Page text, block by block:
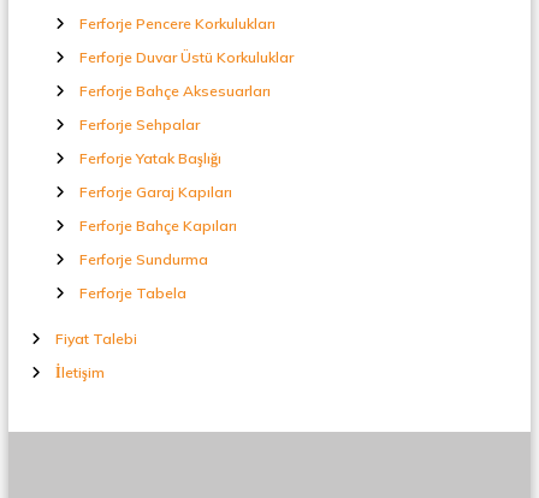
Ferforje Pencere Korkulukları
Ferforje Duvar Üstü Korkuluklar
Ferforje Bahçe Aksesuarları
Ferforje Sehpalar
Ferforje Yatak Başlığı
Ferforje Garaj Kapıları
Ferforje Bahçe Kapıları
Ferforje Sundurma
Ferforje Tabela
Fiyat Talebi
İletişim